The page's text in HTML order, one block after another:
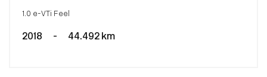
1.0 e-VTi Feel
2018 - 44.492 km